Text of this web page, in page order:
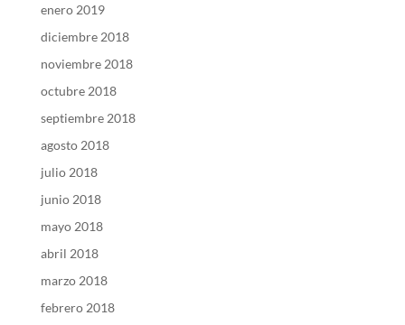
enero 2019
diciembre 2018
noviembre 2018
octubre 2018
septiembre 2018
agosto 2018
julio 2018
junio 2018
mayo 2018
abril 2018
marzo 2018
febrero 2018